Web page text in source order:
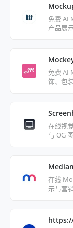
免费 AI
产品展
免费 AI
饰、包
在线视
与 OG
在线
示与营